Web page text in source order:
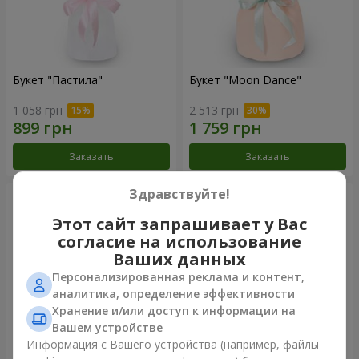
Букет "Пастила"
1 058 грн
Заказать
Букет "Moon Dance"
2 513 грн
Заказать
Здравствуйте!
Этот сайт запрашивает у Вас
согласие на использование
Ваших данных
Персонализированная реклама и контент,
аналитика, определение эффективности
Хранение и/или доступ к информации на
Вашем устройстве
Информация с Вашего устройства (например, файлы